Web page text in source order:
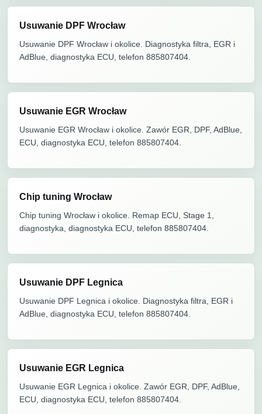
Usuwanie DPF Wrocław
Usuwanie DPF Wrocław i okolice. Diagnostyka filtra, EGR i
AdBlue, diagnostyka ECU, telefon 885807404.
Usuwanie EGR Wrocław
Usuwanie EGR Wrocław i okolice. Zawór EGR, DPF, AdBlue,
ECU, diagnostyka ECU, telefon 885807404.
Chip tuning Wrocław
Chip tuning Wrocław i okolice. Remap ECU, Stage 1,
diagnostyka, diagnostyka ECU, telefon 885807404.
Usuwanie DPF Legnica
Usuwanie DPF Legnica i okolice. Diagnostyka filtra, EGR i
AdBlue, diagnostyka ECU, telefon 885807404.
Usuwanie EGR Legnica
Usuwanie EGR Legnica i okolice. Zawór EGR, DPF, AdBlue,
ECU, diagnostyka ECU, telefon 885807404.